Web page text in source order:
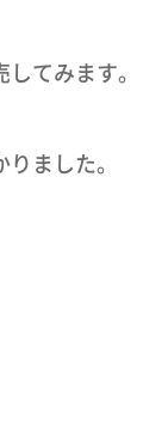
てみます。
ました。